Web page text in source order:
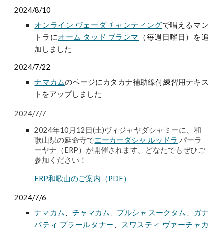
2024/8/10
オンライン ヴェーダ チャンティングで唱える マン
トラにオーム タッド ブランマ （毎週日曜日）
を追
加しました
2024/7/22
ナマカムのページにカタカナ補助線付練習用テキス
トをアップしました
2024/7/7
2024年10月12日(土)ヴィジャヤダシャミーに、和
歌山県の延命寺でエーカーダシャ ルッドラ パーラ
ーヤナ （ERP）が開催されます。どなたでもぜひご
参加ください！
ERP和歌山のご案内（PDF）
2024/7/6
ナマカム
チャマカム プルシャ スークタム
ガナ
パティ プラールタナー
スワスティ ヴァーチャカ